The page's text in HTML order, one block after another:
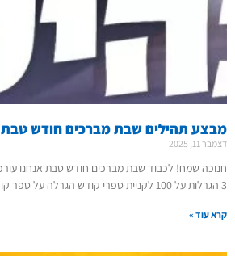
מבצע תהילים שבת מברכים חודש טבת
דצמבר 11, 2025
3 הגרלות על 100 לקניית ספרי קודש הגרלה על ספר קודש איך מדווחים
קרא עוד »